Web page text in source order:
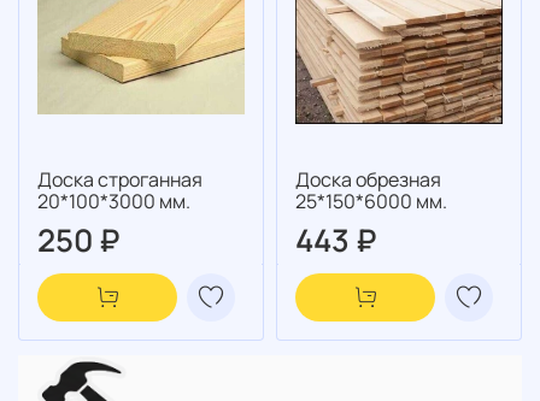
Доска строганная
20*100*3000 мм.
250 ₽
Доска обрезная
25*150*6000 мм.
443 ₽